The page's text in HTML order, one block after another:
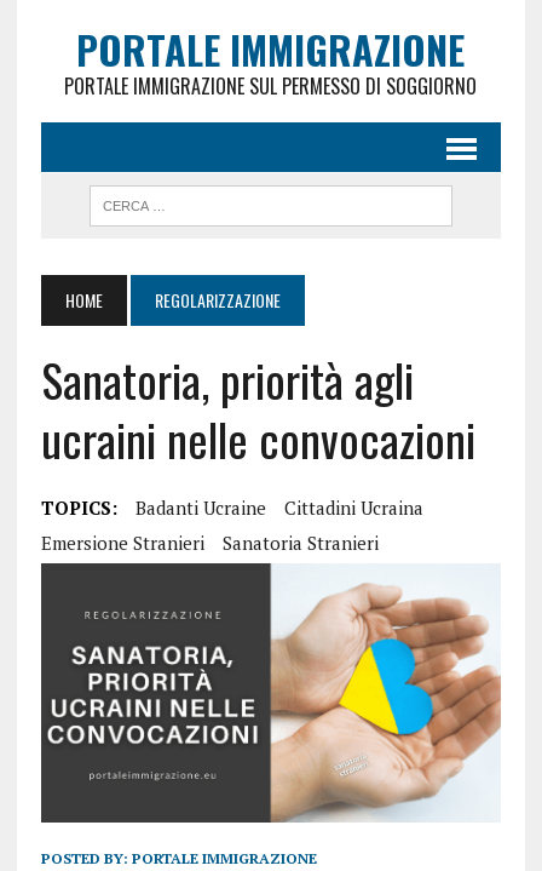
PORTALE IMMIGRAZIONE
PORTALE IMMIGRAZIONE SUL PERMESSO DI SOGGIORNO
HOME REGOLARIZZAZIONE
Sanatoria, priorità agli
ucraini nelle convocazioni
TOPICS: Badanti Ucraine
Cittadini Ucraina
Emersione Stranieri
Sanatoria Stranieri
POSTED BY: PORTALE IMMIGRAZIONE